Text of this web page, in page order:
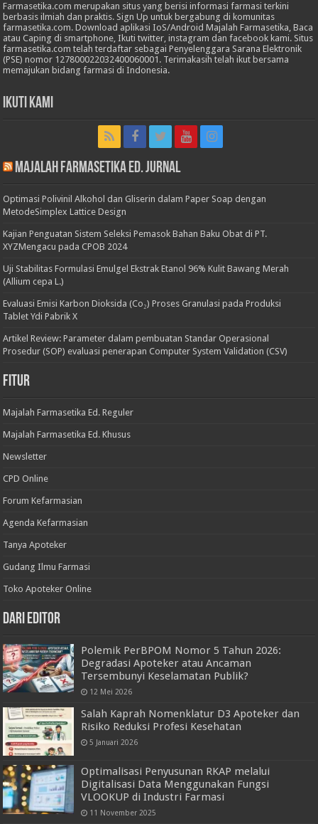
Farmasetika.com merupakan situs yang berisi informasi farmasi terkini
berbasis ilmiah dan praktis. Sign Up untuk bergabung di komunitas
farmasetika.com. Download aplikasi IoS/Android Majalah Farmasetika, Baca
atau Caping di smartphone, Ikuti twitter, instagram dan facebook kami. Situs
farmasetika.com telah terdaftar sebagai Penyelenggara Sarana Elektronik
(PSE) nomor 127800022032400060001. Terimakasih telah ikut bersama
memajukan bidang farmasi di Indonesia.
Ikuti Kami
Majalah Farmasetika Ed. Jurnal
Optimasi Polivinil Alkohol dan Gliserin dalam Paper Soap dengan
MetodeSimplex Lattice Design
Kajian Penguatan Sistem Seleksi Pemasok Bahan Baku Obat di PT.
XYZMengacu pada CPOB 2024
Uji Stabilitas Formulasi Emulgel Ekstrak Etanol 96% Kulit Bawang Merah
(Allium cepa L.)
Evaluasi Emisi Karbon Dioksida (Co₂) Proses Granulasi pada Produksi
Tablet Ydi Pabrik X
Artikel Review: Parameter dalam pembuatan Standar Operasional
Prosedur (SOP) evaluasi penerapan Computer System Validation (CSV)
Fitur
Majalah Farmasetika Ed. Reguler
Majalah Farmasetika Ed. Khusus
Newsletter
CPD Online
Forum Kefarmasian
Agenda Kefarmasian
Tanya Apoteker
Gudang Ilmu Farmasi
Toko Apoteker Online
Dari Editor
Polemik PerBPOM Nomor 5 Tahun 2026:
Degradasi Apoteker atau Ancaman
Tersembunyi Keselamatan Publik?
12 Mei 2026
Salah Kaprah Nomenklatur D3 Apoteker dan
Risiko Reduksi Profesi Kesehatan
5 Januari 2026
Optimalisasi Penyusunan RKAP melalui
Digitalisasi Data Menggunakan Fungsi
VLOOKUP di Industri Farmasi
11 November 2025